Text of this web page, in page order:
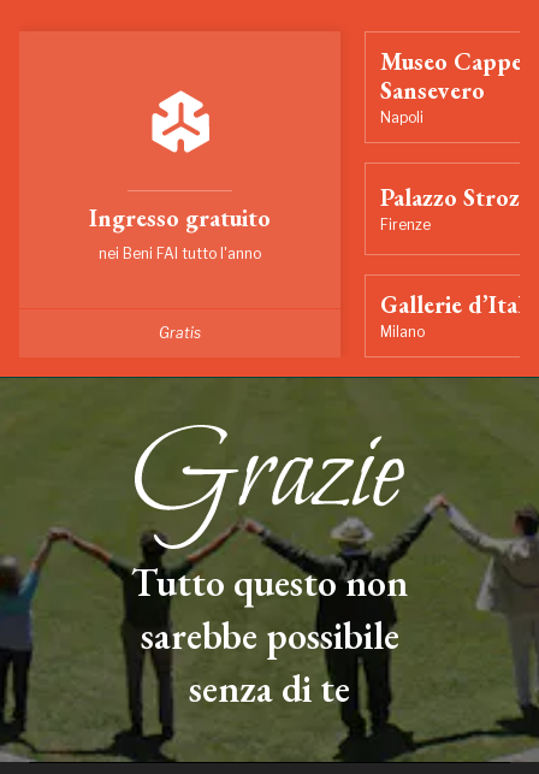
Ingresso gratuito
nei Beni FAI tutto l'anno
Gratis
Museo
Sansevero
Napoli
Palazzo Strozzi
Firenze
Gallerie
Milano
Tutto questo non
sarebbe possibile
senza di te